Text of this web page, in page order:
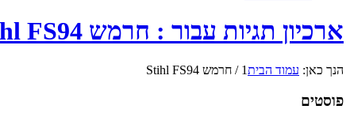
ארכיון תגיות עבור : חרמש Stihl FS94
הנך כאן: עמוד הבית1
/ חרמש Stihl FS94
פוסטים